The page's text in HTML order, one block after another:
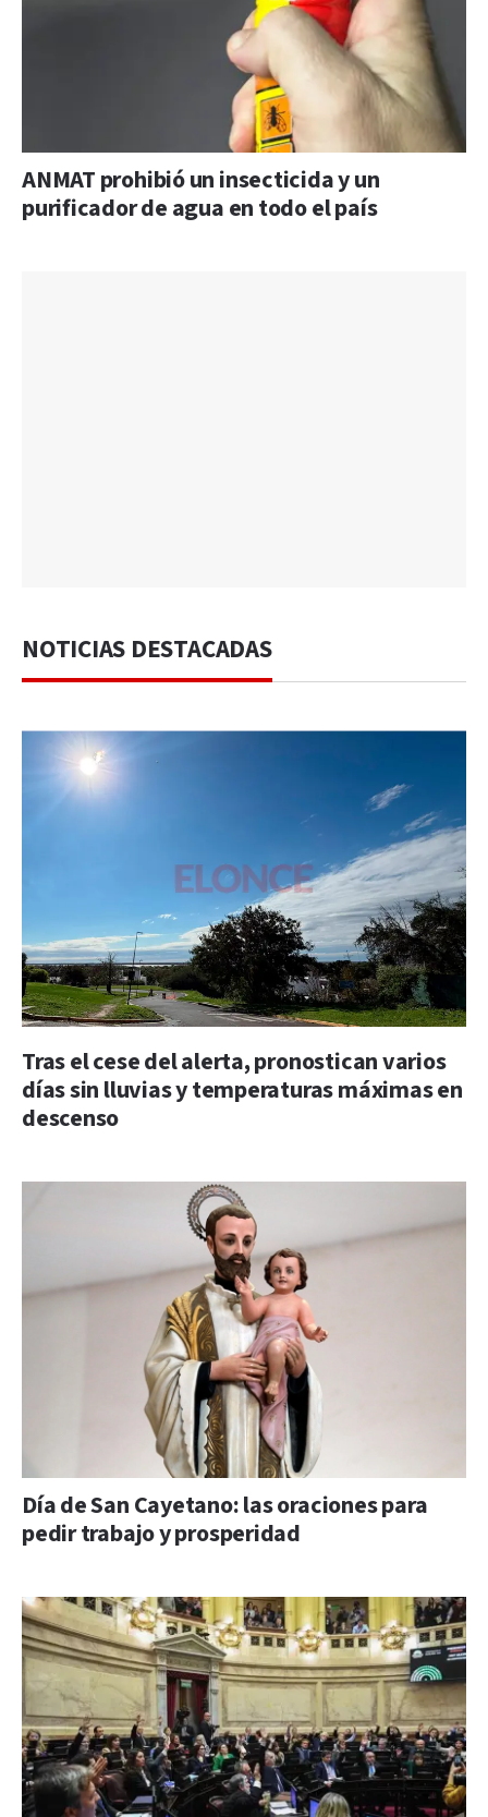
ANMAT prohibió un insecticida y un
purificador de agua en todo el país
NOTICIAS DESTACADAS
Tras el cese del alerta, pronostican varios
días sin lluvias y temperaturas máximas en
descenso
Día de San Cayetano: las oraciones para
pedir trabajo y prosperidad